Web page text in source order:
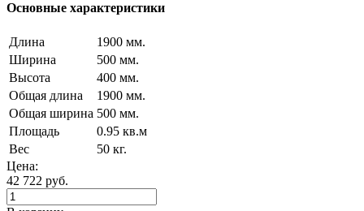
Основные характеристики
Длина
1900 мм.
Ширина
500 мм.
Высота
400 мм.
Общая длина
1900 мм.
Общая ширина 500 мм.
Площадь
0.95 кв.м
Вес
50 кг.
Цена:
42 722 руб.